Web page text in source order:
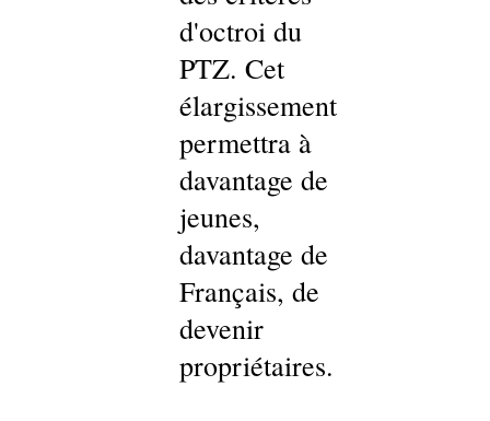
d'octroi du
PTZ. Cet
élargissement
permettra à
davantage de
jeunes,
davantage de
Français, de
devenir
propriétaires.